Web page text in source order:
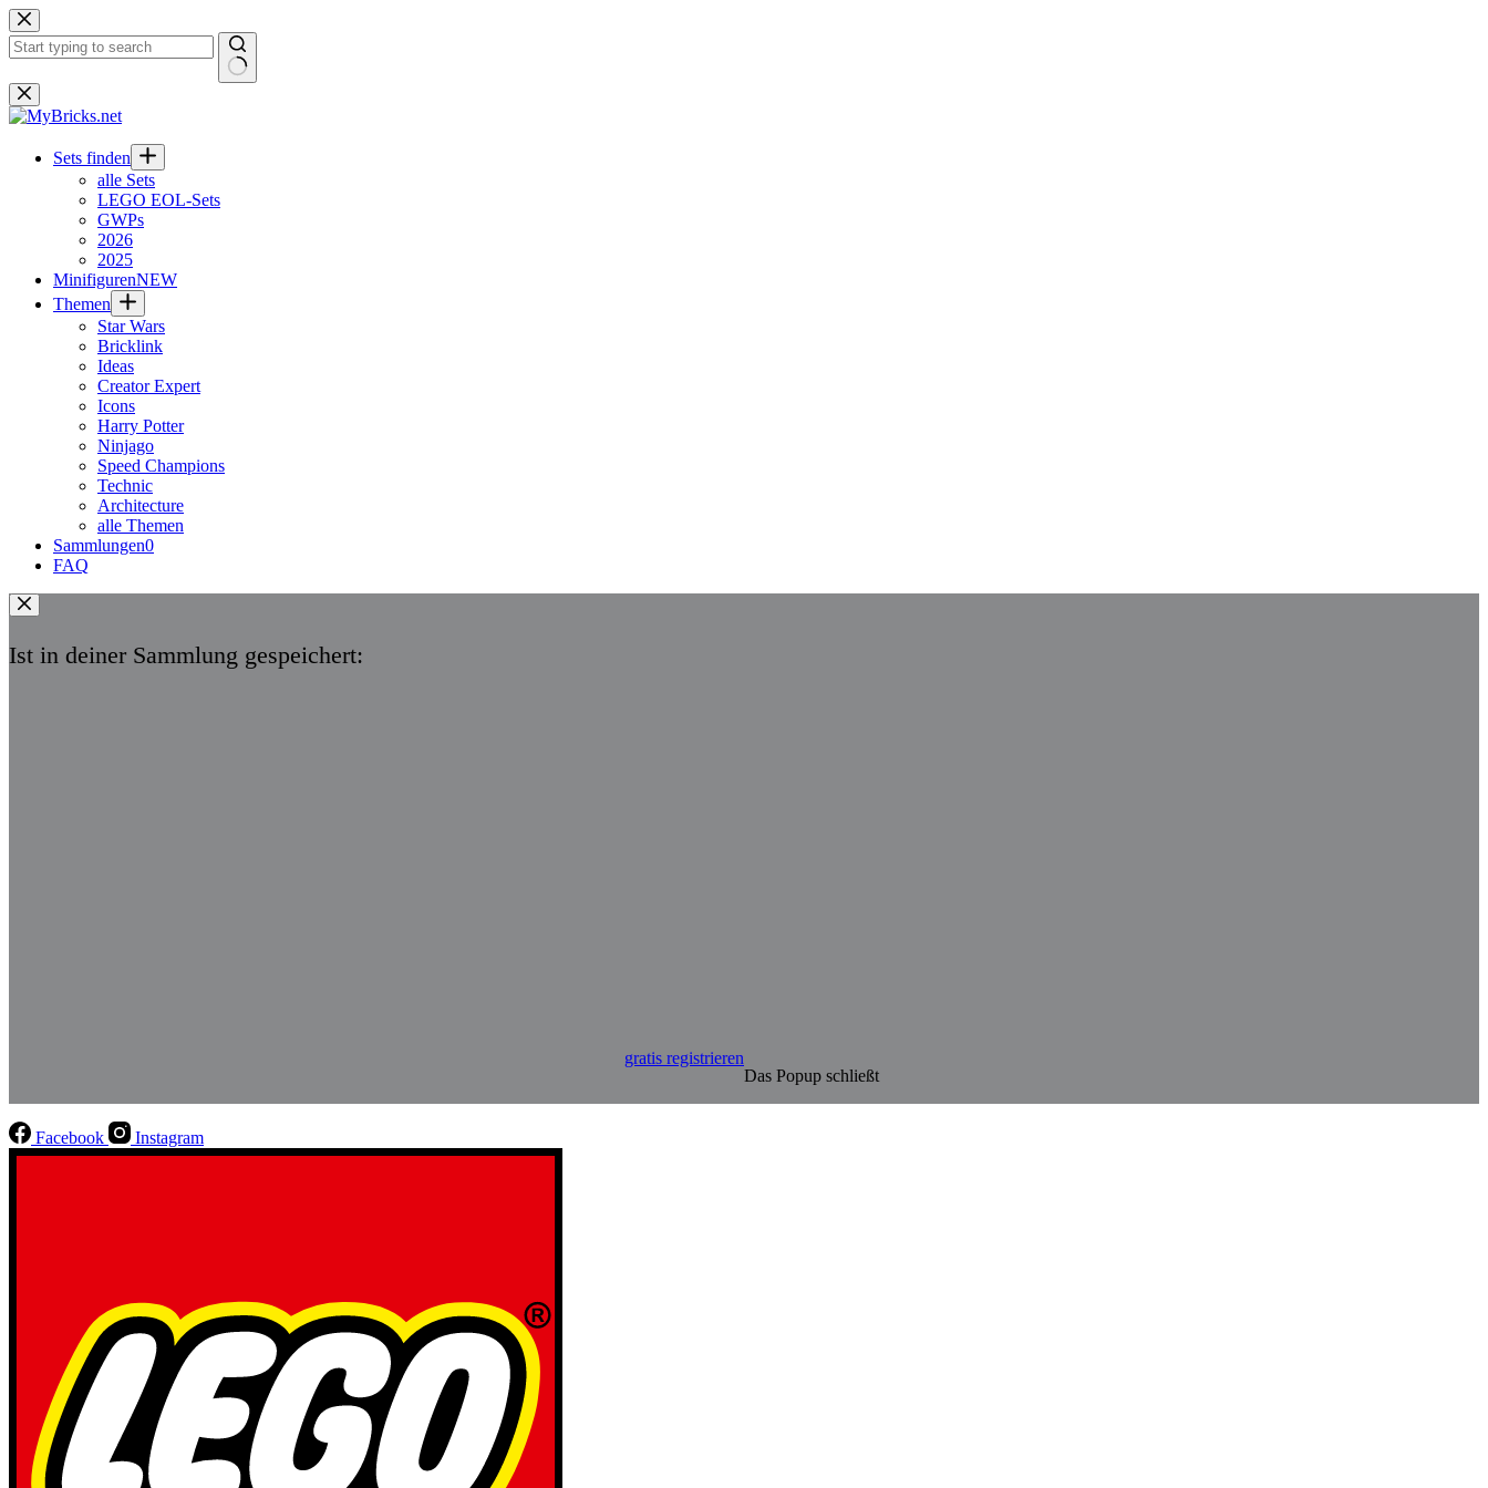
Zum
Inhalt
springen
Keine
Ergebnisse
Sets finden
alle Sets
LEGO EOL-Sets
GWPs
2026
2025
MinifigurenNEW
Themen
Star Wars
Bricklink
Ideas
Creator Expert
Icons
Harry Potter
Ninjago
Speed Champions
Technic
Architecture
alle Themen
Sammlungen0
FAQ
Ist in deiner Sammlung gespeichert:
gratis registrieren
Das Popup schließt
Facebook Instagram